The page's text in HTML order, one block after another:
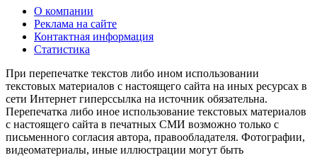
О компании
Реклама на сайте
Контактная информация
Статистика
При перепечатке текстов либо ином использовании
текстовых материалов с настоящего сайта на иных ресурсах в
сети Интернет гиперссылка на источник обязательна.
Перепечатка либо иное использование текстовых материалов
с настоящего сайта в печатных СМИ возможно только с
письменного согласия автора, правообладателя. Фотографии,
видеоматериалы, иные иллюстрации могут быть